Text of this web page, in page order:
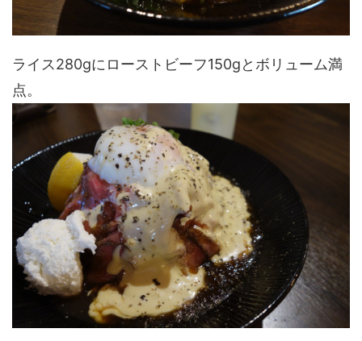
ライス280gにローストビーフ150gとボリューム満
点。